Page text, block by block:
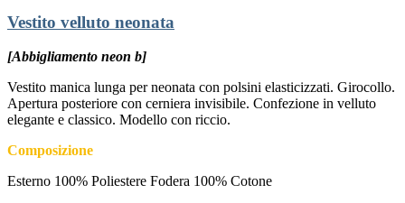
Vestito velluto neonata
[Abbigliamento neon b]
Vestito manica lunga per neonata con polsini elasticizzati. Girocollo.
Apertura posteriore con cerniera invisibile. Confezione in velluto
elegante e classico. Modello con riccio.
Composizione
Esterno 100% Poliestere Fodera 100% Cotone